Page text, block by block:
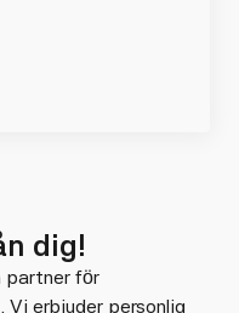
dig!
partner för
erbjuder personlig